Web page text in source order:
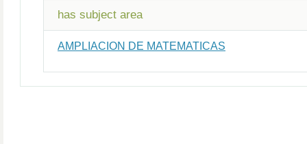
has subject area
AMPLIACION DE MATEMATICAS